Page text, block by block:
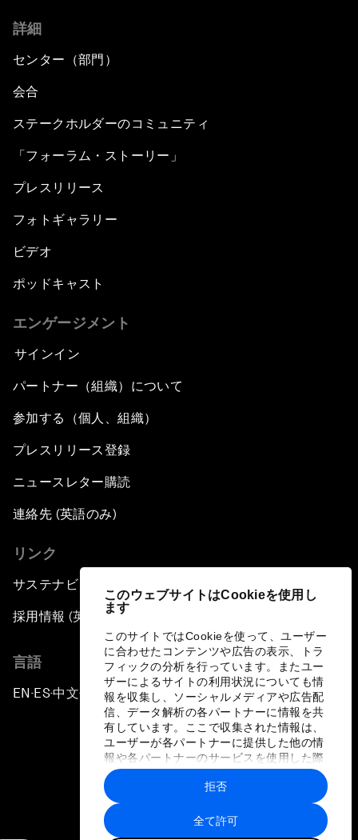
このウェブサイトはCookieを使用し
ます
このサイトではCookieを使って、ユーザー
に合わせたコンテンツや広告の表示、トラ
フィックの分析を行っています。またユー
ザーによるサイトの利用状況についても情
報を収集し、ソーシャルメディアや広告配
信、データ解析の各パートナーに情報を共
有しています。ここで収集された情報は、
ユーザーが各パートナーに提供した他の情
報や各パートナーのサービスを使用した際
に収集された情報と組み合わされ、各パー
トナーによって使用されることがありま
す。
全て許可
拒否
詳細
センター（部門）
会合
ステークホルダーのコミュニティ
「フォーラム・ストーリー」
プレスリリース
フォトギャラリー
ビデオ
ポッドキャスト
エンゲージメント
サインイン
パートナー（組織）について
参加する（個人、組織）
プレスリリース登録
ニュースレター購読
連絡先 (英語のみ)
リンク
サステナビリティへの取り組み
採用情報 (英語のみ)
言語
EN ▪ES▪中文▪ 日本語
プライバシーポリシーと利用規約
サイトマップ